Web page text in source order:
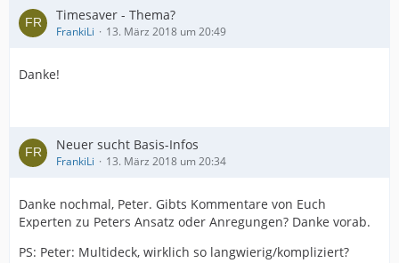
Timesaver - Thema?
FrankiLi 13. März 2018 um 20:49
Danke!
Neuer sucht Basis-Infos
FrankiLi 13. März 2018 um 20:34
Danke nochmal, Peter. Gibts Kommentare von Euch
Experten zu Peters Ansatz oder Anregungen? Danke vorab.
PS: Peter: Multideck, wirklich so langwierig/kompliziert?